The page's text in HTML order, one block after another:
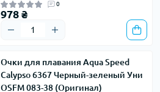
0
978 ₴
Очки для плавания Aqua Speed ​​
Calypso 6367 Черный-зеленый Уни
OSFM 083-38 (Оригинал)